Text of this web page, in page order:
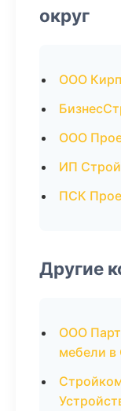
округ
ООО
ООО
ИП
ПСК
Другие
ООО
мебели в